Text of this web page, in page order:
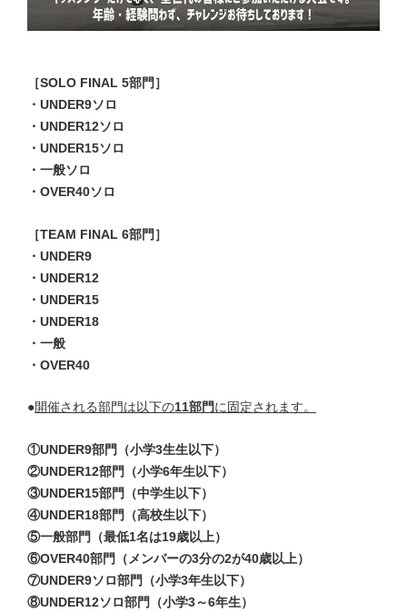
［SOLO FINAL 5部門］
・UNDER9ソロ
・UNDER12ソロ
・UNDER15ソロ
・一般ソロ
・OVER40ソロ
［TEAM FINAL 6部門］
・UNDER9
・UNDER12
・UNDER15
・UNDER18
・一般
・OVER40
●開催される部門は以下の11部門に固定されます。
①UNDER9部門（小学3生生以下）
②UNDER12部門（小学6年生以下）
③UNDER15部門（中学生以下）
④UNDER18部門（高校生以下）
⑤一般部門（最低1名は19歳以上）
⑥OVER40部門（メンバーの3分の2が40歳以上）
⑦UNDER9ソロ部門（小学3年生以下）
⑧UNDER12ソロ部門（小学3～6年生）